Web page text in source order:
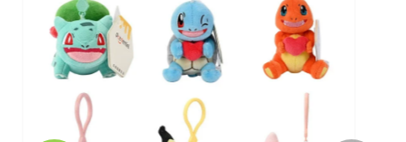
Voir plus >>